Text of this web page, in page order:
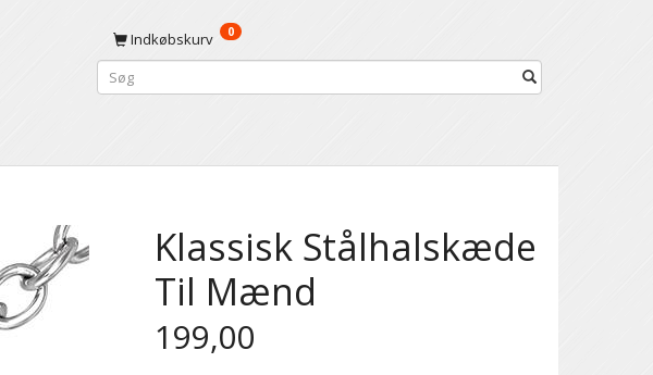
Indkøbskurv 0
Klassisk Stålhalskæde
Til Mænd
199,00